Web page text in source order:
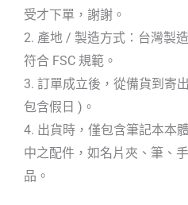
受才下單，謝謝。
2. 產地 / 製造方式：台灣製
符合 FSC 規範。
3. 訂單成立後，從備貨到寄
包含假日 )。
4. 出貨時，僅包含筆記本本
中之配件，如名片夾、筆、
品。